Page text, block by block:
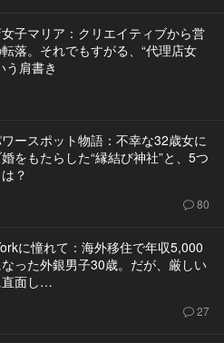
子マリア：クリエイティブから営
落。それでもすがる、“代理店女
う肩書き
ースポット物語：不幸な32歳女に
をもたらした“縁結び神社”と、5つ
？
80
に憧れて：海外移住で年収5,000
った外銀男子30歳。だが、厳しい
直面し…
27